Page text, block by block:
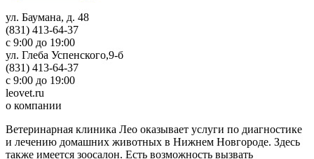
ул. Баумана, д. 48
(831) 413-64-37
с 9:00 до 19:00
ул. Глеба Успенского,9-б
(831) 413-64-37
с 9:00 до 19:00
leovet.ru
о компании
Ветеринарная клиника Лео оказывает услуги по диагностике
и лечению домашних животных в Нижнем Новгороде. Здесь
также имеется зоосалон. Есть возможность вызвать